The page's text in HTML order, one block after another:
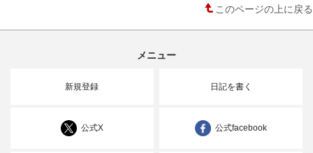
このページの上に戻る
メニュー
新規登録 日記を書く
公式X 公式facebook